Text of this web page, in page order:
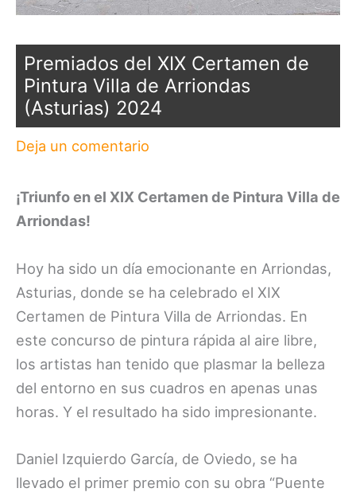
Premiados del XIX Certamen de
Pintura Villa de Arriondas
(Asturias) 2024
Deja un comentario
¡Triunfo en el XIX Certamen de Pintura Villa de
Arriondas!
Hoy ha sido un día emocionante en Arriondas,
Asturias, donde se ha celebrado el XIX
Certamen de Pintura Villa de Arriondas. En
este concurso de pintura rápida al aire libre,
los artistas han tenido que plasmar la belleza
del entorno en sus cuadros en apenas unas
horas. Y el resultado ha sido impresionante.
Daniel Izquierdo García, de Oviedo, se ha
llevado el primer premio con su obra “Puente